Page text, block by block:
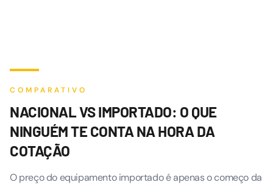
COMPARATIVO
NACIONAL VS IMPORTADO: O QUE
NINGUÉM TE CONTA NA HORA DA
COTAÇÃO
O preço do equipamento importado é apenas o começo da